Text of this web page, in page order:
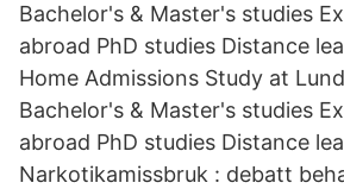
Bachelor's & Master's studies
abroad PhD studies Distance
Home Admissions Study at
Bachelor's & Master's studies
abroad PhD studies Distance
Narkotikamissbruk : debatt